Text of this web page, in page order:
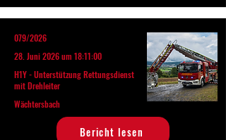
079/2026
28. Juni 2026 um 18:11:00
H1Y - Unterstützung Rettungsdienst
mit Drehleiter
Wächtersbach
Bericht lesen